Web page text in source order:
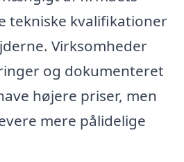
tekniske kvalifikationer
Virksomheder
og dokumenteret
højere priser, men
mere pålidelige